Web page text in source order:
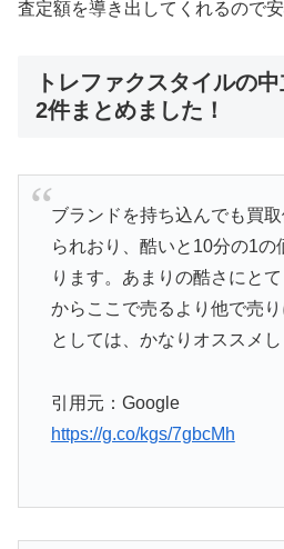
査定額を導き出してくれるので安
トレファクスタイルの
2件まとめました！
ブランドを持ち込んでも買
られおり、酷いと10分の1の
ります。あまりの酷さにと
からここで売るより他で売
としては、かなりオススメし
引用元：Google
https://g.co/kgs/7gbcMh